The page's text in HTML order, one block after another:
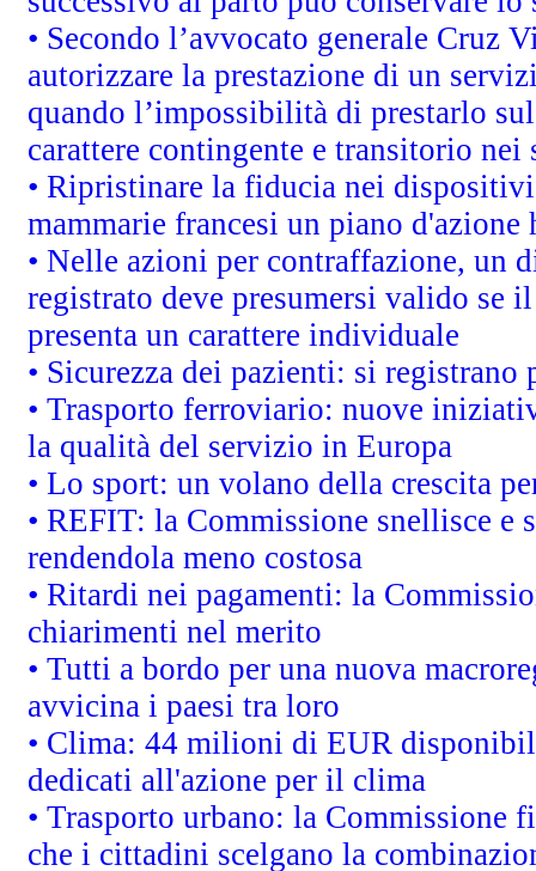
• Secondo l’avvocato generale Cruz
autorizzare la prestazione di un
quando l’impossibilità di prestarlo
carattere contingente e transitorio
• Ripristinare la fiducia nei
mammarie francesi un piano
• Nelle azioni per contraffazione, un
registrato deve presumersi valido se
presenta un carattere individuale
• Sicurezza dei pazienti: si
• Trasporto ferroviario: nuove
la qualità del servizio in Europa
• Lo sport: un volano della crescita
• REFIT: la Commissione snellisce
rendendola meno costosa
• Ritardi nei pagamenti: la
chiarimenti nel merito
• Tutti a bordo per una nuova
avvicina i paesi tra loro
• Clima: 44 milioni di EUR
dedicati all'azione per il clima
• Trasporto urbano: la Commissione
che i cittadini scelgano la